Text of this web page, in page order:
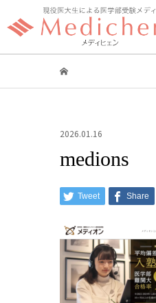
2026.01.16
medions
Tweet Share